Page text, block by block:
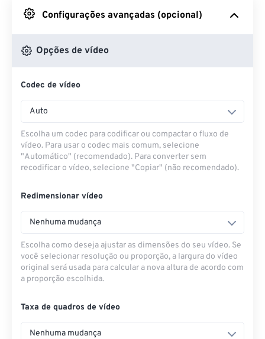
Do Google Drive
Do OneDrive
Configurações avançadas (opcional)
Opções de vídeo
Codec de vídeo
Auto
Escolha um codec para codificar ou compactar o fluxo de
vídeo. Para usar o codec mais comum, selecione
"Automático" (recomendado). Para converter sem
recodificar o vídeo, selecione "Copiar" (não recomendado).
Redimensionar vídeo
Nenhuma mudança
Escolha como deseja ajustar as dimensões do seu vídeo. Se
você selecionar resolução ou proporção, a largura do vídeo
original será usada para calcular a nova altura de acordo com
a proporção escolhida.
Taxa de quadros de vídeo
Nenhuma mudança